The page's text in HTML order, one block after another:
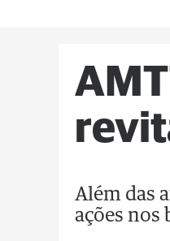
Além das
ações nos